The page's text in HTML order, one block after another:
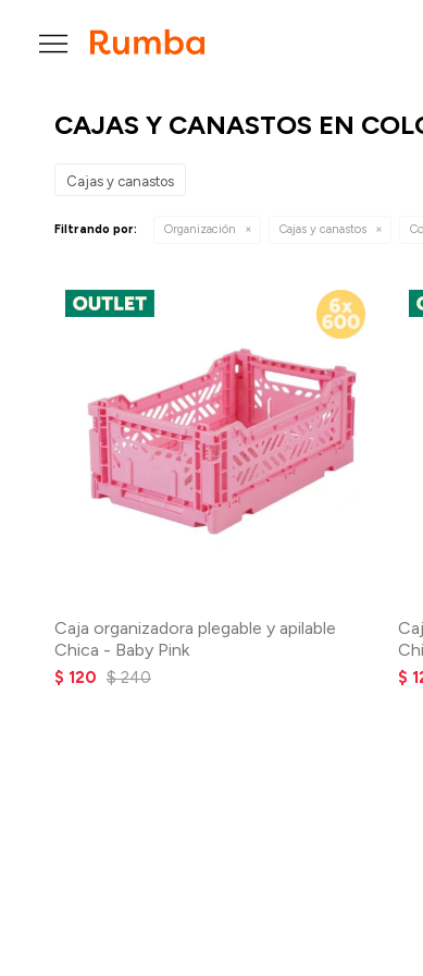

CAJAS Y CANASTOS EN
Cajas y canastos
Filtrando por: Organización Cajas y canastos
Caja organizadora plegable y apilable
Chica - Baby Pink
$ 120 $ 240 $